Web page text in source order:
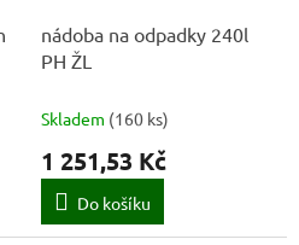
nádoba na odpadky 240l
PH ŽL
Skladem (160 ks)
1 251,53 Kč
Do košíku